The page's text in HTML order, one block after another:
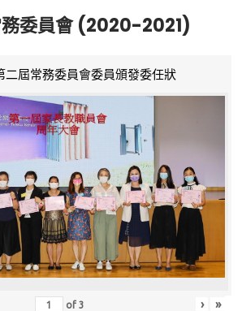
務委員會 (2020-2021)
二屆常務委員會委員頒發委任狀
of3 › »